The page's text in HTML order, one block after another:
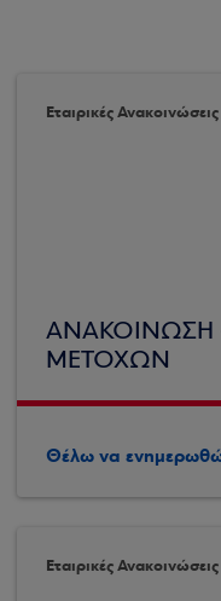
Εταιρικές
ΑΝΑΚΟΙΝΩΣΗ
ΜΕΤΟΧΩΝ
Θέλω να
Εταιρικές